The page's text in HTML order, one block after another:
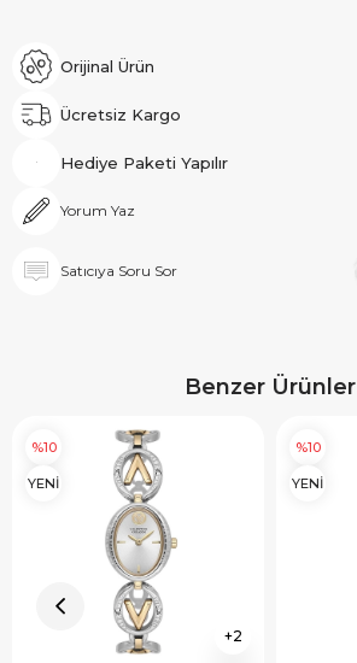
Orijinal Ürün
Ücretsiz Kargo
Hediye Paketi Yapılır
Yorum Yaz
Satıcıya Soru Sor
Benzer Ürünler
2
%10
YENİ
%10
YENİ